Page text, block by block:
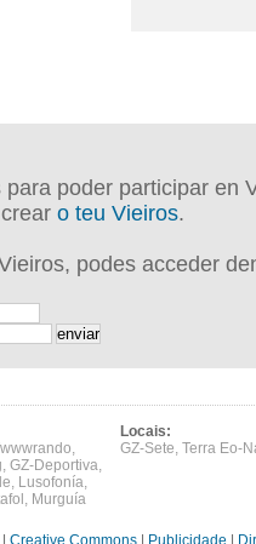
poder participar en
o teu Vieiros.
podes acceder
,
, GZ-Deportiva,
, Lusofonía,
, Murguía
Locais:
GZ-Sete, Terra Eo-
Creative Commons Publicidade